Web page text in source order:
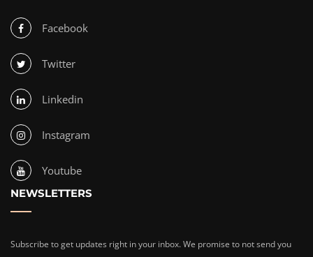
Facebook
Twitter
Linkedin
Instagram
Youtube
NEWSLETTERS
Subscribe to get updates right in your inbox. We promise to not send you